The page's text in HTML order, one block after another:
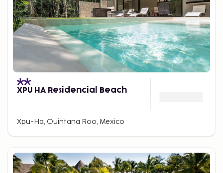
XPU HA Residencial Beach
Xpu-Ha, Quintana Roo, Mexico